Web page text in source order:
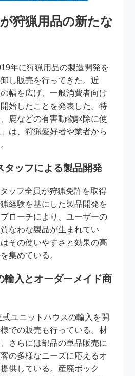
狩猟用品の新たな
年に狩猟用品の製造開発を
し販売を行ってきた。近
幅を広げ、一般消費者向け
始したことを発表した。特
鹿などの有害動物駆除に使
は、狩猟愛好者や業者から
タッフによる製品開発
ッフ全員が狩猟免許を取得
経験を基にした製品開発を
ローチにより、ユーザーの
なわな製品が生まれてい
その使いやすさと効果の高
集めている。
輸入とオーダーメイド商
ユニットハウスの輸入を開
での販売も行っている。材
さらには部品の単品販売に
の多様なニーズに応えるオ
供している。産廃ボック